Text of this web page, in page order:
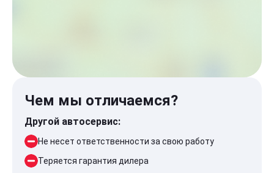
Чем мы отличаемся?
Другой автосервис:
Не несет ответственности за свою работу
Теряется гарантия дилера